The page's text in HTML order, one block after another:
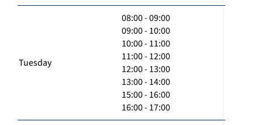
Tuesday
08:00 - 09:00
09:00 - 10:00
10:00 - 11:00
11:00 - 12:00
12:00 - 13:00
13:00 - 14:00
15:00 - 16:00
16:00 - 17:00